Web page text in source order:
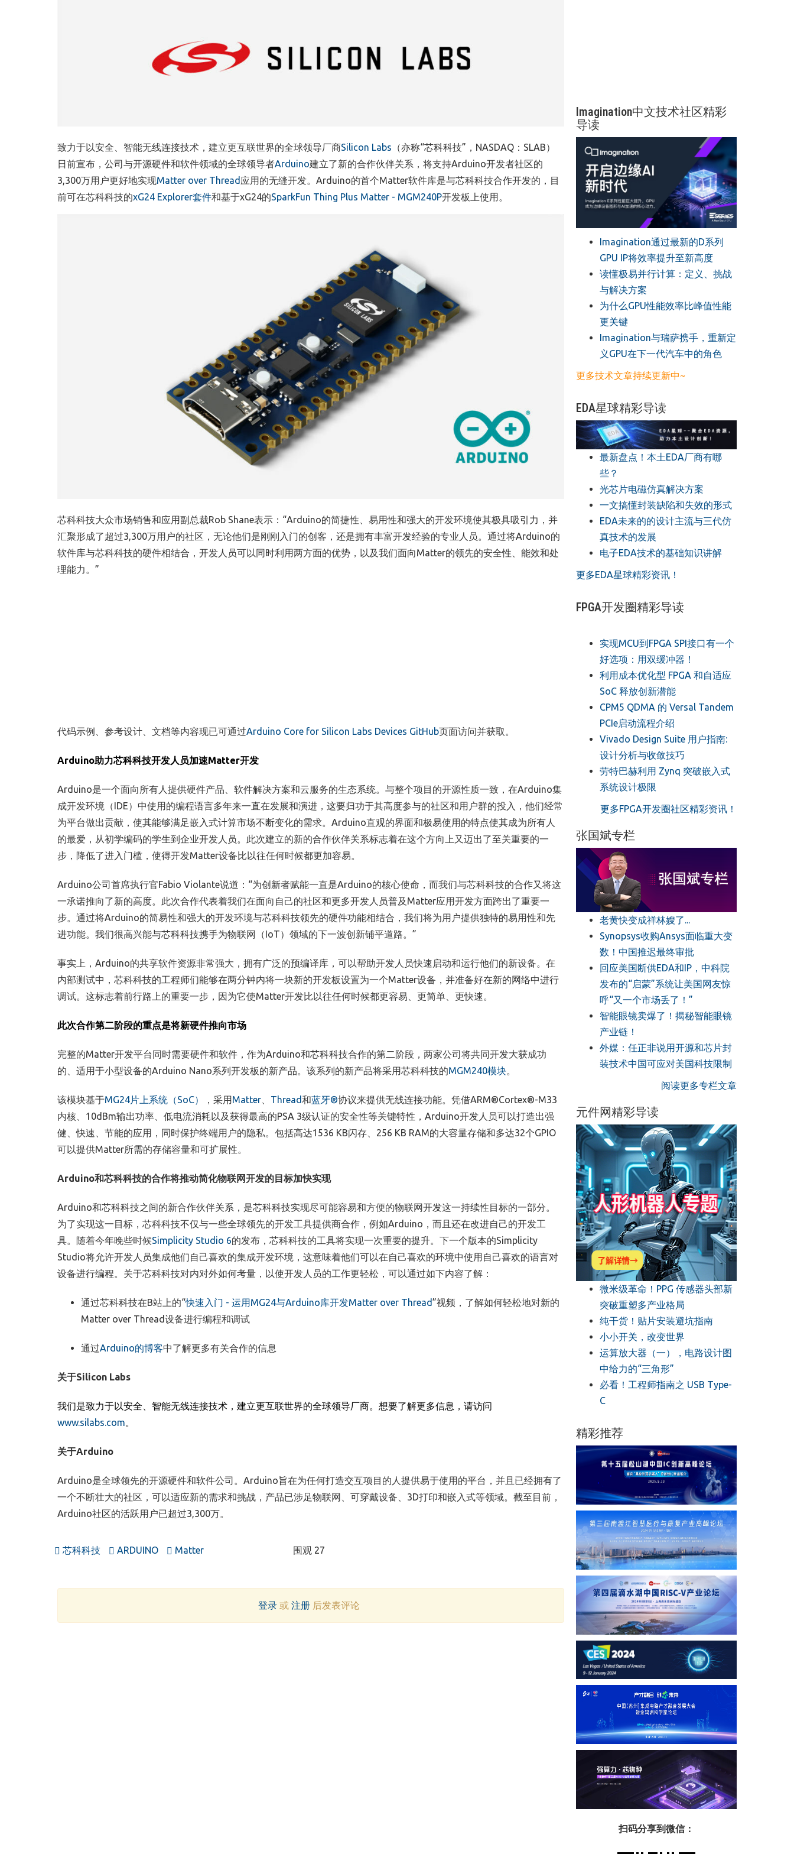
致力于以安全、智能无线连接技术，建立更互联世界的全球领导厂商Silicon Labs （亦称“芯科科技” ， NASDAQ ： SLAB）
日前宣布，公司与开源硬件和软件领域的全球领导者Arduino建立了新的合作伙伴关系，将支持Arduino开发者社区的
3,300万用户更好地实现Matter over Thread 应用的无缝开发。 Arduino的首个Matter软件库是与芯科科技合作开发的，目
前可在芯科科技的xG24 Explorer套件和基于xG24的SparkFun Thing Plus Matter - MGM240P开发板上使用。
芯科科技大众市场销售和应用副总裁Rob Shane表示：“Arduino的简捷性、易用性和强大的开发环境使其极具吸引力，并
汇聚形成了超过3,300万用户的社区，无论他们是刚刚入门的创客，还是拥有丰富开发经验的专业人员。通过将Arduino的
软件库与芯科科技的硬件相结合，开发人员可以同时利用两方面的优势，以及我们面向Matter的领先的安全性、能效和处
理能力。”
代码示例、参考设计、文档等内容现已可通过Arduino Core for Silicon Labs Devices GitHub页面访问并获取。
Arduino助力芯科科技开发人员加速Matter开发
Arduino是一个面向所有人提供硬件产品、软件解决方案和云服务的生态系统。与整个项目的开源性质一致，在Arduino集
成开发环境（IDE）中使用的编程语言多年来一直在发展和演进，这要归功于其高度参与的社区和用户群的投入，他们经常
为平台做出贡献，使其能够满足嵌入式计算市场不断变化的需求。 Arduino直观的界面和极易使用的特点使其成为所有人
的最爱，从初学编码的学生到企业开发人员。此次建立的新的合作伙伴关系标志着在这个方向上又迈出了至关重要的一
步，降低了进入门槛，使得开发Matter设备比以往任何时候都更加容易。
Arduino公司首席执行官Fabio Violante说道：“为创新者赋能一直是Arduino的核心使命，而我们与芯科科技的合作又将这
一承诺推向了新的高度。此次合作代表着我们在面向自己的社区和更多开发人员普及 Matter应用开发方面跨出了重要一
步。通过将Arduino的简易性和强大的开发环境与芯科科技领先的硬件功能相结合，我们将为用户提供独特的易用性和先
进功能。我们很高兴能与芯科科技携手为物联网（IoT）领域的下一波创新铺平道路。”
事实上， Arduino的共享软件资源非常强大，拥有广泛的预编译库，可以帮助开发人员快速启动和运行他们的新设备。在
内部测试中，芯科科技的工程师们能够在两分钟内将一块新的开发板设置为一个Matter设备，并准备好在新的网络中进行
调试。这标志着前行路上的重要一步，因为它使Matter开发比以往任何时候都更容易、更简单、更快速。
此次合作第二阶段的重点是将新硬件推向市场
完整的Matter开发平台同时需要硬件和软件，作为Arduino和芯科科技合作的第二阶段，两家公司将共同开发大获成功
的、适用于小型设备的Arduino Nano系列开发板的新产品。该系列的新产品将采用芯科科技的MGM240模块。
该模块基于MG24片上系统（SoC） ，采用Matter Thread和蓝牙®协议来提供无线连接功能。凭借ARM®Cortex®-M33
内核、 10dBm输出功率、低电流消耗以及获得最高的PSA 3级认证的安全性等关键特性， Arduino开发人员可以打造出强
健、快速、节能的应用，同时保护终端用户的隐私。包括高达1536 KB闪存、 256 KB RAM的大容量存储和多达32个GPIO
可以提供Matter所需的存储容量和可扩展性。
Arduino和芯科科技的合作将推动简化物联网开发的目标加快实现
Arduino和芯科科技之间的新合作伙伴关系，是芯科科技实现尽可能容易和方便的物联网开发这一持续性目标的一部分。
为了实现这一目标，芯科科技不仅与一些全球领先的开发工具提供商合作，例如Arduino ，而且还在改进自己的开发工
具。随着今年晚些时候Simplicity Studio 6的发布，芯科科技的工具将实现一次重要的提升。下一个版本的Simplicity
Studio将允许开发人员集成他们自己喜欢的集成开发环境，这意味着他们可以在自己喜欢的环境中使用自己喜欢的语言对
设备进行编程。关于芯科科技对内对外如何考量，以使开发人员的工作更轻松，可以通过如下内容了解：
通过芯科科技在B站上的“快速入门 - 运用MG24与Arduino库开发Matter over Thread”视频，了解如何轻松地对新的
Matter over Thread设备进行编程和调试
通过Arduino的博客中了解更多有关合作的信息
关于Silicon Labs
我们是致力于以安全、智能无线连接技术，建立更互联世界的全球领导厂商。想要了解更多信息，请访问
www.silabs.com。
关于Arduino
Arduino是全球领先的开源硬件和软件公司。 Arduino旨在为任何打造交互项目的人提供易于使用的平台，并且已经拥有了
一个不断壮大的社区，可以适应新的需求和挑战，产品已涉足物联网、可穿戴设备、 3D打印和嵌入式等领域。截至目前，
Arduino社区的活跃用户已超过3,300万。
芯科科技 ARDUINO Matter 围观 27
登录 或注册 后发表评论
Imagination中文技术社区精彩
导读
Imagination通过最新的D系列
GPU IP将效率提升至新高度
读懂极易并行计算：定义、挑战
与解决方案
​为什么GPU性能效率比峰值性能
更关键
​Imagination与瑞萨携手，重新定
义GPU在下一代汽车中的角色
更多技术文章持续更新中~
EDA星球精彩导读
最新盘点！本土EDA厂商有哪
些？
光芯片电磁仿真解决方案
一文搞懂封装缺陷和失效的形式
EDA未来的的设计主流与三代仿
真技术的发展
电子EDA技术的基础知识讲解
更多EDA星球精彩资讯！
FPGA开发圈精彩导读
实现MCU到FPGA SPI接口有一个
好选项：用双缓冲器！
利用成本优化型 FPGA 和自适应
SoC 释放创新潜能
CPM5 QDMA 的 Versal Tandem
PCIe启动流程介绍
Vivado Design Suite 用户指南:
设计分析与收敛技巧
劳特巴赫利用 Zynq 突破嵌入式
系统设计极限
更多FPGA开发圈社区精彩资讯！
张国斌专栏
老黄快变成祥林嫂了...
Synopsys收购Ansys面临重大变
数！中国推迟最终审批
回应美国断供EDA和IP，中科院
发布的“启蒙”系统让美国网友惊
呼“又一个市场丢了！”
智能眼镜卖爆了！揭秘智能眼镜
产业链！
外媒：任正非说用开源和芯片封
装技术中国可应对美国科技限制
阅读更多专栏文章
元件网精彩导读
微米级革命！PPG 传感器头部新
突破重塑多产业格局
纯干货！贴片安装避坑指南
小小开关，改变世界
运算放大器（一），电路设计图
中给力的“三角形”
必看！工程师指南之 USB Type-
C
精彩推荐
扫码分享到微信：